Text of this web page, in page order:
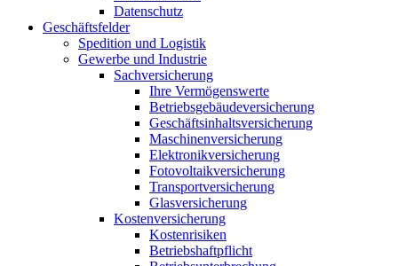
Datenschutz
Geschäftsfelder
Spedition und Logistik
Gewerbe und Industrie
Sachversicherung
Ihre Vermögenswerte
Betriebsgebäudeversicherung
Geschäftsinhaltsversicherung
Maschinenversicherung
Elektronikversicherung
Fotovoltaikversicherung
Transportversicherung
Glasversicherung
Kostenversicherung
Kostenrisiken
Betriebshaftpflicht